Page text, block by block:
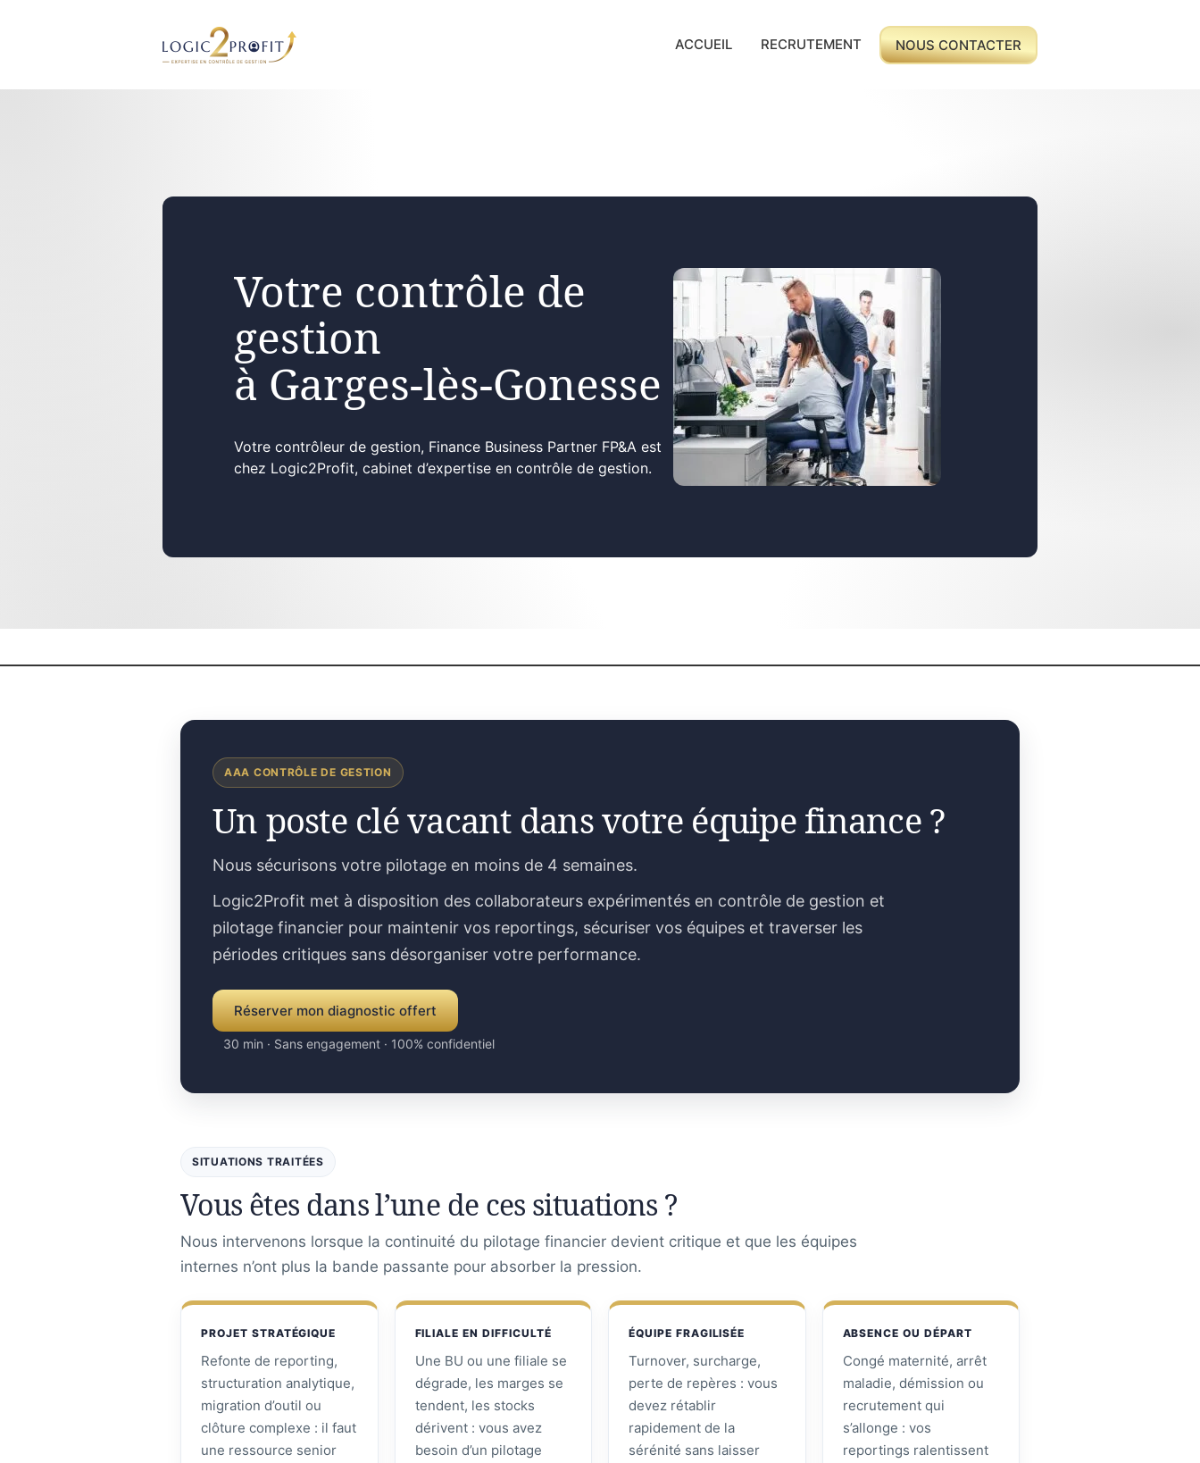
ACCUEIL RECRUTEMENT NOUS CONTACTER
Votre contrôle de
gestion
à Garges-lès-Gonesse
Votre contrôleur de gestion, Finance Business Partner FP&A est
chez Logic2Profit, cabinet d’expertise en contrôle de gestion.
AAA CONTRÔLE DE GESTION
Un poste clé vacant dans votre équipe finance ?
Nous sécurisons votre pilotage en moins de 4 semaines.
Logic2Profit met à disposition des collaborateurs expérimentés en contrôle de gestion et
pilotage financier pour maintenir vos reportings, sécuriser vos équipes et traverser les
périodes critiques sans désorganiser votre performance.
Réserver mon diagnostic offert
30 min · Sans engagement · 100% confidentiel
SITUATIONS TRAITÉES
Vous êtes dans l’une de ces situations ?
Nous intervenons lorsque la continuité du pilotage financier devient critique et que les équipes
internes n’ont plus la bande passante pour absorber la pression.
PROJET STRATÉGIQUE
Refonte de reporting,
structuration analytique,
migration d’outil ou
clôture complexe : il faut
une ressource senior
FILIALE EN DIFFICULTÉ
Une BU ou une filiale se
dégrade, les marges se
tendent, les stocks
dérivent : vous avez
besoin d’un pilotage
ÉQUIPE FRAGILISÉE
Turnover, surcharge,
perte de repères : vous
devez rétablir
rapidement de la
sérénité sans laisser
ABSENCE OU DÉPART
Congé maternité, arrêt
maladie, démission ou
recrutement qui
s’allonge : vos
reportings ralentissent